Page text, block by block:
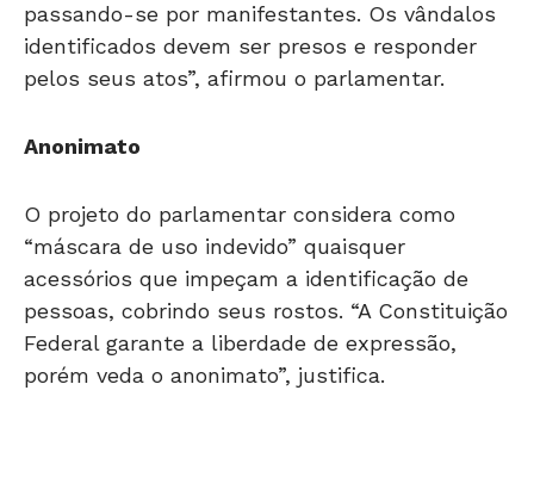
passando-se por manifestantes. Os vândalos
identificados devem ser presos e responder
pelos seus atos”, afirmou o parlamentar.
Anonimato
O projeto do parlamentar considera como
“máscara de uso indevido” quaisquer
acessórios que impeçam a identificação de
pessoas, cobrindo seus rostos. “A Constituição
Federal garante a liberdade de expressão,
porém veda o anonimato”, justifica.